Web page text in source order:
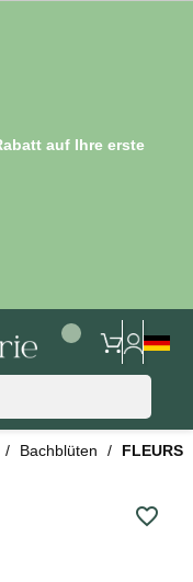
auf Ihre erste
Bachblüten
FLEURS
favorite_border